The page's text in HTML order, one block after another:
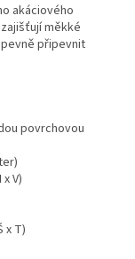
akáciového
měkké
připevnit
povrchovou
V)
x T)